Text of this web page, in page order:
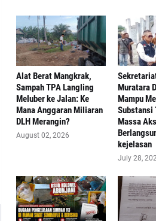
Alat Berat Mangkrak,
Sampah TPA Langling
Meluber ke Jalan: Ke
Mana Anggaran Miliaran
DLH Merangin?
August 02, 2026
Muratara
Mampu
Substansi
Massa
kejelasan
July 28,